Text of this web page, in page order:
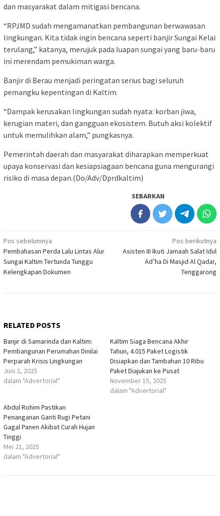
dan masyarakat dalam mitigasi bencana.
“RPJMD sudah mengamanatkan pembangunan berwawasan
lingkungan. Kita tidak ingin bencana seperti banjir Sungai Kelai
terulang,” katanya, merujuk pada luapan sungai yang baru-baru
ini merendam pemukiman warga.
Banjir di Berau menjadi peringatan serius bagi seluruh
pemangku kepentingan di Kaltim.
“Dampak kerusakan lingkungan sudah nyata: korban jiwa,
kerugian materi, dan gangguan ekosistem. Butuh aksi kolektif
untuk memulihkan alam,” pungkasnya.
Pemerintah daerah dan masyarakat diharapkan memperkuat
upaya konservasi dan kesiapsiagaan bencana guna mengurangi
risiko di masa depan.(Do/Adv/Dprdkaltim)
SEBARKAN
Navigasi
pos
Pos sebelumnya
Pembahasan Perda Lalu Lintas Alur
Sungai Kaltim Tertunda Tunggu
Kelengkapan Dokumen
Pos berikutnya
Asisten III Ikuti Jamaah Salat Idul
Ad’ha Di Masjid Al Qadar,
Tenggarong
RELATED POSTS
Banjir di Samarinda dan Kaltim:
Pembangunan Perumahan Dinilai
Perparah Krisis Lingkungan
Juni 2, 2025
dalam "Advertorial"
Kaltim Siaga Bencana Akhir
Tahun, 4.015 Paket Logistik
Disiapkan dan Tambahan 10 Ribu
Paket Diajukan ke Pusat
November 15, 2025
dalam "Advertorial"
Abdul Rohim Pastikan
Penanganan Ganti Rugi Petani
Gagal Panen Akibat Curah Hujan
Tinggi
Mei 21, 2025
dalam "Advertorial"